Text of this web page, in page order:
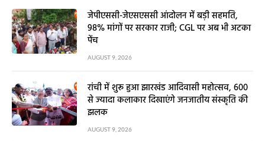
जेपीएससी-जेएसएससी आंदोलन में बड़ी सहमति,
98% मांगों पर सरकार राजी; CGL पर अब भी अटका
पेंच
AUGUST 9, 2026
रांची में शुरू हुआ झारखंड आदिवासी महोत्सव, 600
से ज्यादा कलाकार दिखाएंगे जनजातीय संस्कृति की
झलक
AUGUST 9, 2026